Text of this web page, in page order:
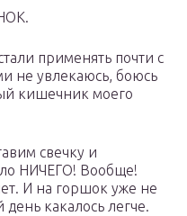
применять почти с
не увлекаюсь, боюсь
кишечник моего
свечку и
НИЧЕГО! Вообще!
И на горшок уже не
какалось легче.